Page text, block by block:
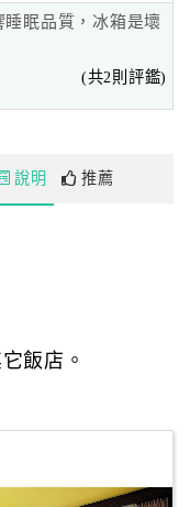
眠品質，冰箱是壞
(共2則評鑑)
說明 推薦
飯店。